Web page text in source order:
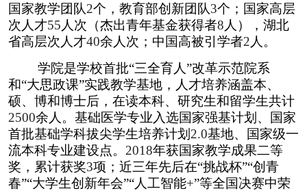
国家教学团队2个，教育部创新团队3个；国家高层
次人才55 人次（杰出青年基金获得者8 人），湖北
省高层次人才40余人次；中国高被引学者2 人。
学院是学校首批“三全育人”改革示范院系
和“大思政课”实践教学基地，人才培养涵盖本、
硕、博和博士后，在读本科、研究生和留学生共计
2500余人。基础医学专业入选国家强基计划、国家
首批基础学科拔尖学生培养计划 2.0基地、国家级一
流本科专业建设点。 2018年获国家教学成果二等
奖，累计获奖3项；近三年先后在“挑战杯”“创青
春”“大学生创新年会”“人工智能+”等全国决赛中荣